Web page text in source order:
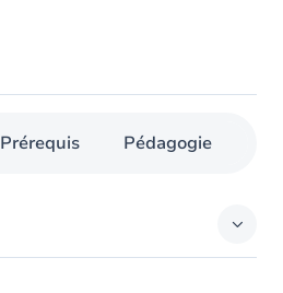
Prérequis Pédagogie